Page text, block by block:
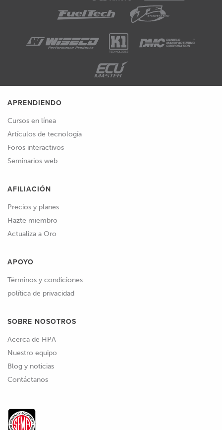
APRENDIENDO
Cursos en línea
Artículos de tecnología
Foros interactivos
Seminarios web
AFILIACIÓN
Precios y planes
Hazte miembro
Actualiza a Oro
APOYO
Términos y condiciones
política de privacidad
SOBRE NOSOTROS
Acerca de HPA
Nuestro equipo
Blog y noticias
Contáctanos